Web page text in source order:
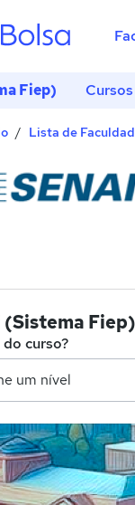
Fiep)
Lista de
(Sistema
curso?